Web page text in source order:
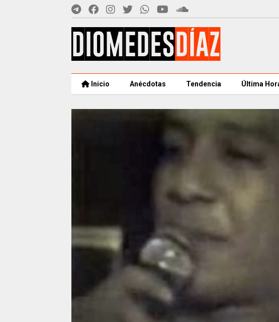
Inicio Anécdotas Tendencia Última